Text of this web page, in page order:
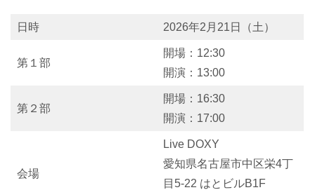
日時 2026年2月21日（土）
第１部
開場：12:30
開演：13:00
第２部
開場：16:30
開演：17:00
会場
Live DOXY
愛知県名古屋市中区栄4丁
目5-22 はとビルB1F